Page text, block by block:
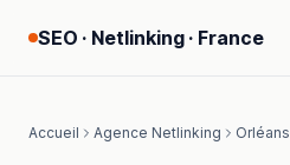
SEO · Netlinking · France
Accueil Agence Netlinking Orléans